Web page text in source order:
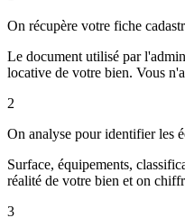
On récupère votre fiche
Le document utilisé par
locative de votre bien. Vous
2
On analyse pour identifier les
Surface, équipements,
réalité de votre bien et on
3